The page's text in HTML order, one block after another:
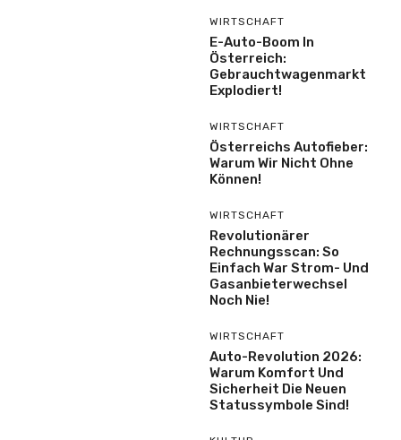
WIRTSCHAFT
E-Auto-Boom In
Österreich:
Gebrauchtwagenmarkt
Explodiert!
WIRTSCHAFT
Österreichs Autofieber:
Warum Wir Nicht Ohne
Können!
WIRTSCHAFT
Revolutionärer
Rechnungsscan: So
Einfach War Strom- Und
Gasanbieterwechsel
Noch Nie!
WIRTSCHAFT
Auto-Revolution 2026:
Warum Komfort Und
Sicherheit Die Neuen
Statussymbole Sind!